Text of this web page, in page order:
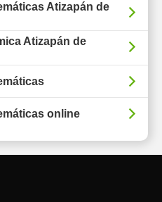
Atizapán de
Atizapán de
online